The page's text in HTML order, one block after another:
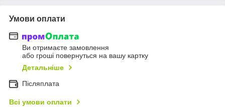
Умови оплати
Ви отримаєте замовлення
або гроші повернуться на вашу картку
Детальніше
Післяплата
Всі умови оплати